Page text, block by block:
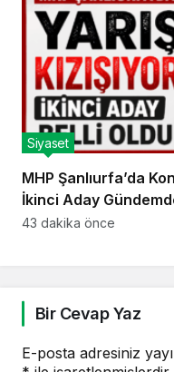
MHP Şanlıurfa’da
İkinci Aday
Siyaset
43 dakika önce
Bir Cevap Yaz
E-posta adresiniz